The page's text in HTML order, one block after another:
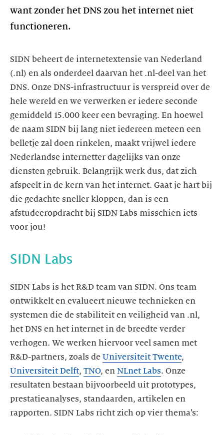
want zonder het DNS zou het internet niet
functioneren.
SIDN beheert de internetextensie van Nederland
(.nl) en als onderdeel daarvan het .nl-deel van het
DNS. Onze DNS-infrastructuur is verspreid over de
hele wereld en we verwerken er iedere seconde
gemiddeld 15.000 keer een bevraging. En hoewel
de naam SIDN bij lang niet iedereen meteen een
belletje zal doen rinkelen, maakt vrijwel iedere
Nederlandse internetter dagelijks van onze
diensten gebruik. Belangrijk werk dus, dat zich
afspeelt in de kern van het internet. Gaat je hart bij
die gedachte sneller kloppen, dan is een
afstudeeropdracht bij SIDN Labs misschien iets
voor jou!
SIDN Labs
SIDN Labs is het R&D team van SIDN. Ons team
ontwikkelt en evalueert nieuwe technieken en
systemen die de stabiliteit en veiligheid van .nl,
het DNS en het internet in de breedte verder
verhogen. We werken hiervoor veel samen met
R&D-partners, zoals de Universiteit Twente,
Universiteit Delft, TNO, en NLnet Labs. Onze
resultaten bestaan bijvoorbeeld uit prototypes,
prestatieanalyses, standaarden, artikelen en
rapporten. SIDN Labs richt zich op vier thema’s: